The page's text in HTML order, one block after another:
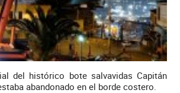
del histórico bote salvavidas Capitán
abandonado en el borde costero.